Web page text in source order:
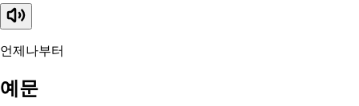
언제나부터
예문